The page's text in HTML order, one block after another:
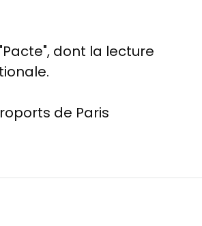
dont la lecture
de Paris